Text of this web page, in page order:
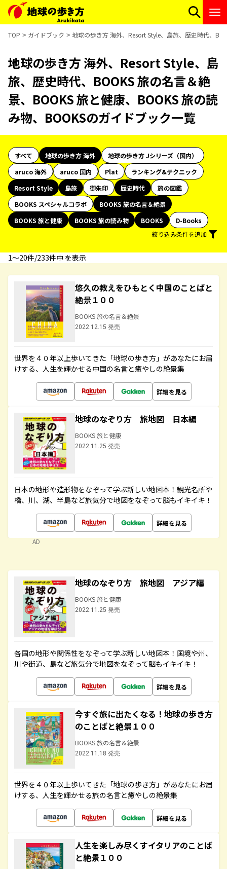
TOP ガイドブック 地球の歩き方 海外、Resort Style、島旅、歴史時代、
地球の歩き方 海外、Resort Style、島
旅、歴史時代、BOOKS 旅の名言＆絶
景、BOOKS 旅と健康、BOOKS 旅の読
み物、BOOKSのガイドブック一覧
すべて 地球の歩き方 海外
地球の歩き方 Jシリーズ（国内）
aruco 海外
aruco 国内 Plat
ランキング&テクニック
Resort Style
島旅 御朱印 歴史時代
旅の図鑑
BOOKS スペシャルコラボ
BOOKS 旅の名言＆絶景
BOOKS 旅と健康
BOOKS 旅の読み物 BOOKS
D-Books
絞り込み条件を追加
1〜20件/233件中 を表示
悠久の教えをひもとく中国のことばと
絶景１００
BOOKS 旅の名言＆絶景
2022.12.15 発売
世界を４０年以上歩いてきた「地球の歩き方」があなたにお届
けする、人生を輝かせる中国の名言と癒やしの絶景集
詳細を見る
地球のなぞり方 旅地図 日本編
BOOKS 旅と健康
2022.11.25 発売
日本の地形や造形物をなぞって学ぶ新しい地図本！観光名所や
橋、川、湖、半島など旅気分で地図をなぞって脳もイキイキ！
詳細を見る
AD
地球のなぞり方 旅地図 アジア編
BOOKS 旅と健康
2022.11.25 発売
各国の地形や関係性をなぞって学ぶ新しい地図本！国境や州、
川や街道、島など旅気分で地図をなぞって脳もイキイキ！
詳細を見る
今すぐ旅に出たくなる！地球の歩き方
のことばと絶景１００
BOOKS 旅の名言＆絶景
2022.11.18 発売
世界を４０年以上歩いてきた「地球の歩き方」があなたにお届
けする、人生を輝かせる旅の名言と癒やしの絶景集
詳細を見る
人生を楽しみ尽くすイタリアのことば
と絶景１００